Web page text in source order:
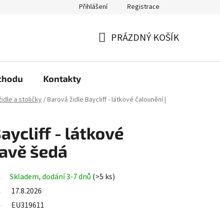
Podmínky ochrany osobních údajů
Přihlášení Registrace
PRÁZDNÝ KOŠÍK
Kontakty
a stoličky/Barová židle Baycliff - látkové čalounění |
- látkové
šedá
Skladem, dodání 3-7 dnů (>5 ks)
17.8.2026
EU319611